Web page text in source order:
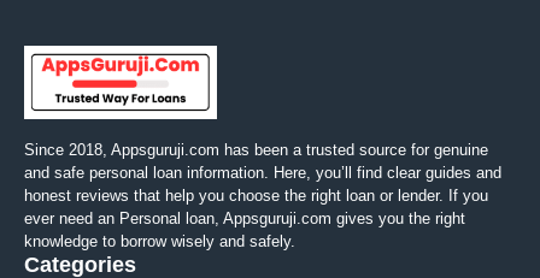
Since 2018, Appsguruji.com has been a trusted source for genuine
and safe personal loan information. Here, you’ll find clear guides and
honest reviews that help you choose the right loan or lender. If you
ever need an Personal loan, Appsguruji.com gives you the right
knowledge to borrow wisely and safely.
Categories